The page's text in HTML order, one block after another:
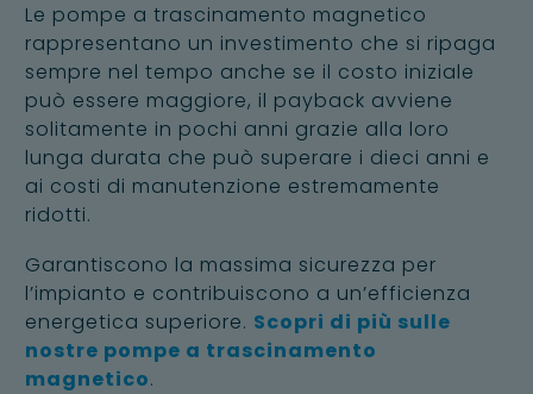
Le pompe a trascinamento magnetico
rappresentano un investimento che si ripaga
sempre nel tempo anche se il costo iniziale
può essere maggiore, il payback avviene
solitamente in pochi anni grazie alla loro
lunga durata che può superare i dieci anni e
ai costi di manutenzione estremamente
ridotti.
Garantiscono la massima sicurezza per
l’impianto e contribuiscono a un’efficienza
energetica superiore. Scopri di più sulle
nostre pompe a trascinamento
magnetico.